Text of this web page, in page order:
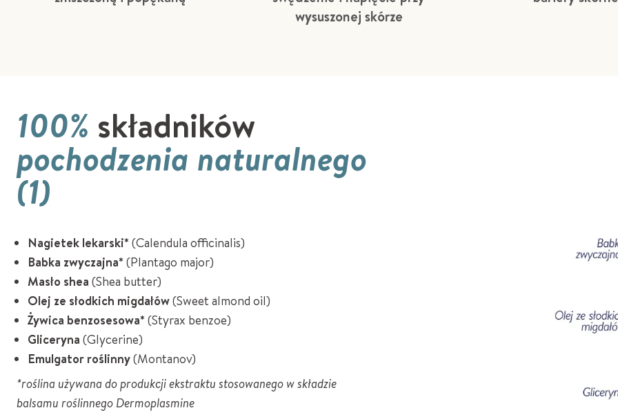
wysuszonej skórze
100% składników
pochodzenia naturalnego
(1)
Nagietek lekarski* (Calendula officinalis)
Babka zwyczajna* (Plantago major)
Masło shea (Shea butter)
Olej ze słodkich migdałów(Sweet almond oil)
Żywica benzosesowa* (Styrax benzoe)
Gliceryna (Glycerine)
Emulgator roślinny(Montanov)
*roślina używana do produkcji ekstraktu stosowanego w składzie
balsamu roślinnego Dermoplasmine